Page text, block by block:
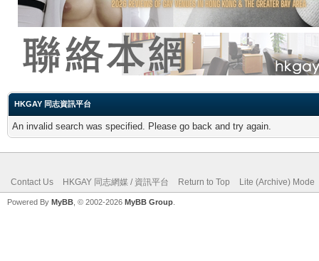
HKGAY 同志資訊平台
An invalid search was specified. Please go back and try again.
Contact Us HKGAY 同志網媒 / 資訊平台 Return to Top Lite (Archive) Mode
Powered By MyBB , © 2002-2026 MyBB Group